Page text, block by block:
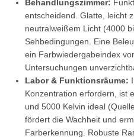
Behandlungszimmer:
entscheidend. Glatte, leicht
neutralweißem Licht (4000
Sehbedingungen. Eine
ein Farbwiedergabeindex
Untersuchungen
Labor & Funktionsräume:
Konzentration erfordern, ist
und 5000 Kelvin ideal
fördert die Wachheit und
Farberkennung. Robuste